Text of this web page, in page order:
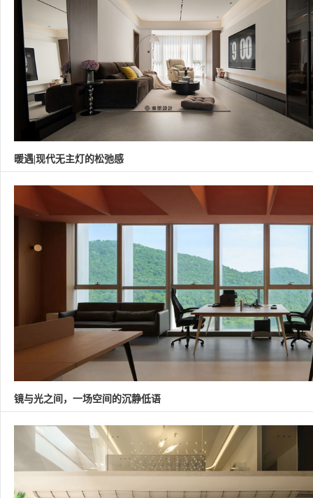
暖遇|现代无主灯的松弛感
镜与光之间，一场空间的沉静低语